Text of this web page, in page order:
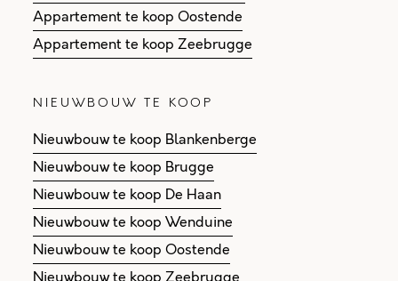
Appartement te koop Oostende
Appartement te koop Zeebrugge
NIEUWBOUW TE KOOP
Nieuwbouw te koop Blankenberge
Nieuwbouw te koop Brugge
Nieuwbouw te koop De Haan
Nieuwbouw te koop Wenduine
Nieuwbouw te koop Oostende